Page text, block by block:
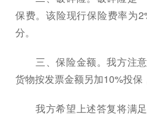
保费。该险现行保险费率为
分。
三、保险金额。我方注意
货物按发票金额另加10%投保
我方希望上述答复将满足